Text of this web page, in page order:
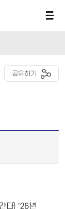
공유하기
다) '26년